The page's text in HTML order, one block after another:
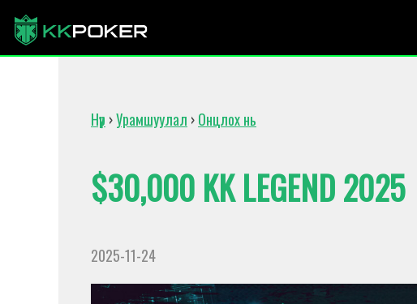
Нүүр ›Урамшуулал ›Онцлох нь
$30,000 KK LEGEND 2025
2025-11-24